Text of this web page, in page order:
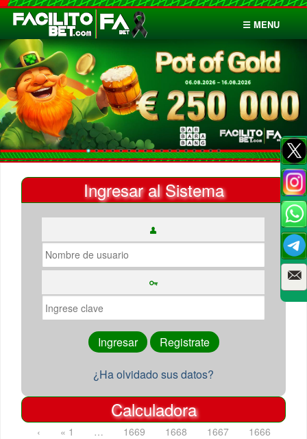
☰ MENU
Inicio
Apuestas
Cuentas
Ingresar al Sistema
¿Ha olvidado sus datos?
Calculadora
‹ « 1 … 1669 1668 1667
1666